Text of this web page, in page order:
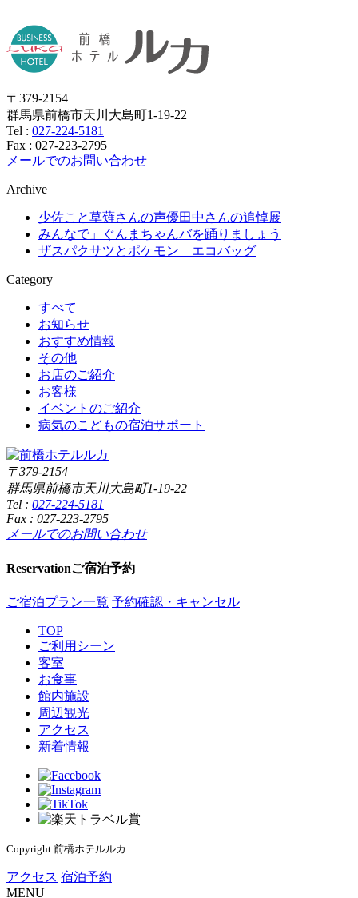
〒379-2154
群馬県前橋市天川大島町1-19-22
Tel : 027-224-5181
Fax : 027-223-2795
メールでのお問い合わせ
Archive
少佐こと草薙さんの声優田中さんの追悼展
みんなで」ぐんまちゃんバを踊りましょう
ザスパクサツとポケモン エコバッグ
Category
すべて
お知らせ
おすすめ情報
その他
お店のご紹介
お客様
イベントのご紹介
病気のこどもの宿泊サポート
〒379-2154
群馬県前橋市天川大島町1-19-22
Tel : 027-224-5181
Fax : 027-223-2795
メールでのお問い合わせ
Reservationご宿泊予約
ご宿泊プラン一覧 予約確認・キャンセル
TOP
ご利用シーン
客室
お食事
館内施設
周辺観光
アクセス
新着情報
Copyright 前橋ホテルルカ
アクセス 宿泊予約
MENU